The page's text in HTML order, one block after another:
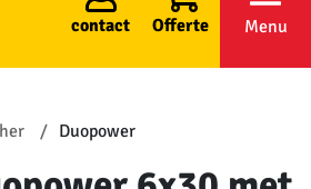
contact Offerte Menu
Duopower